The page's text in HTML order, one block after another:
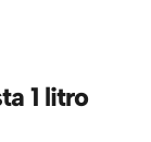
1 litro